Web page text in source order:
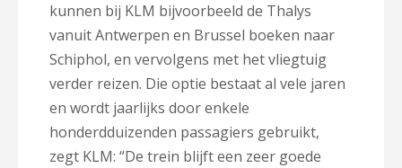
kunnen bij KLM bijvoorbeeld de Thalys
vanuit Antwerpen en Brussel boeken naar
Schiphol, en vervolgens met het vliegtuig
verder reizen. Die optie bestaat al vele jaren
en wordt jaarlijks door enkele
honderdduizenden passagiers gebruikt,
zegt KLM: “De trein blijft een zeer goede